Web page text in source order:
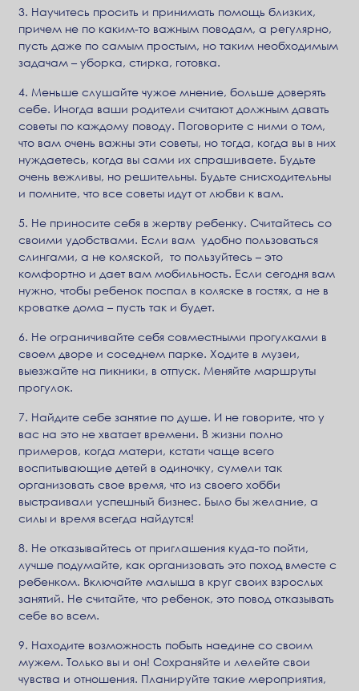
3. Научитесь просить и принимать помощь близких,
причем не по каким-то важным поводам, а регулярно,
пусть даже по самым простым, но таким необходимым
задачам – уборка, стирка, готовка.
4. Меньше слушайте чужое мнение, больше доверять
себе. Иногда ваши родители считают должным давать
советы по каждому поводу. Поговорите с ними о том,
что вам очень важны эти советы, но тогда, когда вы в них
нуждаетесь, когда вы сами их спрашиваете. Будьте
очень вежливы, но решительны. Будьте снисходительны
и помните, что все советы идут от любви к вам.
5. Не приносите себя в жертву ребенку. Считайтесь со
своими удобствами. Если вам удобно пользоваться
слингами, а не коляской, то пользуйтесь – это
комфортно и дает вам мобильность. Если сегодня вам
нужно, чтобы ребенок поспал в коляске в гостях, а не в
кроватке дома – пусть так и будет.
6. Не ограничивайте себя совместными прогулками в
своем дворе и соседнем парке. Ходите в музеи,
выезжайте на пикники, в отпуск. Меняйте маршруты
прогулок.
7. Найдите себе занятие по душе. И не говорите, что у
вас на это не хватает времени. В жизни полно
примеров, когда матери, кстати чаще всего
воспитывающие детей в одиночку, сумели так
организовать свое время, что из своего хобби
выстраивали успешный бизнес. Было бы желание, а
силы и время всегда найдутся!
8. Не отказывайтесь от приглашения куда-то пойти,
лучше подумайте, как организовать это поход вместе с
ребенком. Включайте малыша в круг своих взрослых
занятий. Не считайте, что ребенок, это повод отказывать
себе во всем.
9. Находите возможность побыть наедине со своим
мужем. Только вы и он! Сохраняйте и лелейте свои
чувства и отношения. Планируйте такие мероприятия,